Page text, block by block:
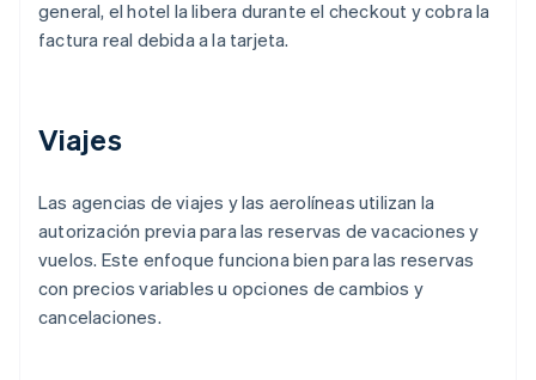
general, el hotel la libera durante el checkout y cobra la
factura real debida a la tarjeta.
Viajes
Las agencias de viajes y las aerolíneas utilizan la
autorización previa para las reservas de vacaciones y
vuelos. Este enfoque funciona bien para las reservas
con precios variables u opciones de cambios y
cancelaciones.